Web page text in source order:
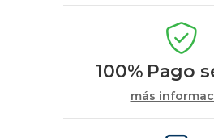
100% Pago
más